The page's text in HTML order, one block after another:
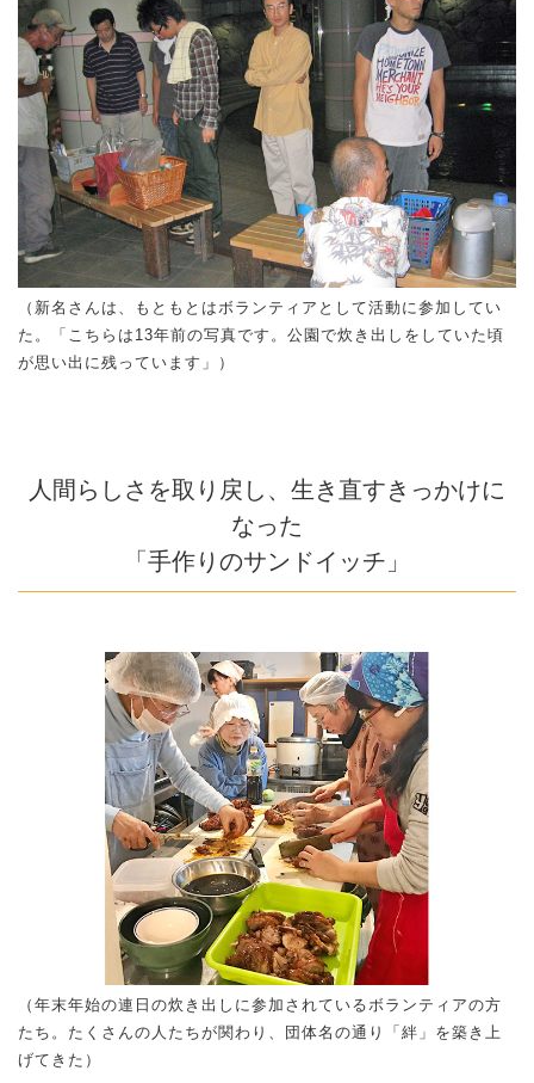
（新名さんは、もともとはボランティアとして活動に参加してい
た。「こちらは13年前の写真です。公園で炊き出しをしていた頃
が思い出に残っています」）
人間らしさを取り戻し、生き直すきっかけに
なった
「手作りのサンドイッチ」
（年末年始の連日の炊き出しに参加されているボランティアの方
たち。たくさんの人たちが関わり、団体名の通り「絆」を築き上
げてきた）